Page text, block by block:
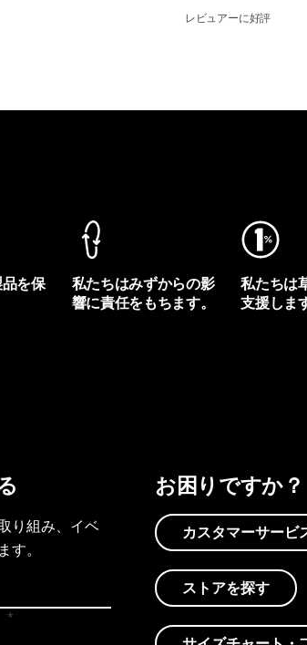
レビュアーに好評
を保
私たちはみずからの影
響に責任をもちます。
私たちは
支援しま
り組み、イベ
。
お困りですか？
カスタマーサービ
ストアを探す